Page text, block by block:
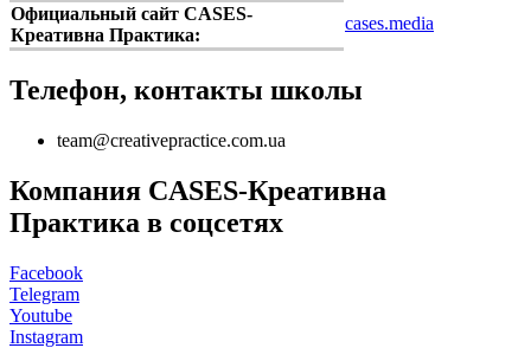
Официальный сайт CASES-
Креативна Практика:
cases.media
Телефон, контакты школы
team@creativepractice.com.ua
Компания CASES-Креативна
Практика в соцсетях
Facebook
Telegram
Youtube
Instagram